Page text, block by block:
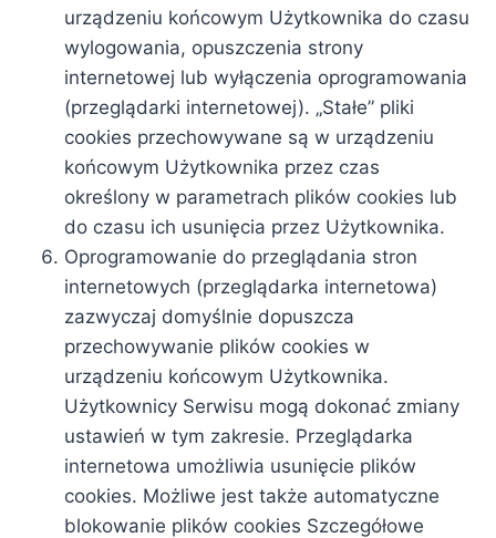
urządzeniu końcowym Użytkownika do czasu
wylogowania, opuszczenia strony
internetowej lub wyłączenia oprogramowania
(przeglądarki internetowej). „Stałe” pliki
cookies przechowywane są w urządzeniu
końcowym Użytkownika przez czas
określony w parametrach plików cookies lub
do czasu ich usunięcia przez Użytkownika.
Oprogramowanie do przeglądania stron
internetowych (przeglądarka internetowa)
zazwyczaj domyślnie dopuszcza
przechowywanie plików cookies w
urządzeniu końcowym Użytkownika.
Użytkownicy Serwisu mogą dokonać zmiany
ustawień w tym zakresie. Przeglądarka
internetowa umożliwia usunięcie plików
cookies. Możliwe jest także automatyczne
blokowanie plików cookies Szczegółowe